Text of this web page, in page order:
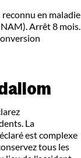
en maladie
Arrêt 8 mois.
La
est complexe
tous les